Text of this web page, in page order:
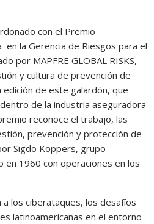
con el Premio
en la Gerencia de Riesgos para el
por MAPFRE GLOBAL RISKS,
y cultura de prevención de
de este galardón, que
de la industria aseguradora
reconoce el trabajo, las
prevención y protección de
Sigdo Koppers, grupo
en 1960 con operaciones en los
los ciberataques, los desafíos
latinoamericanas en el entorno